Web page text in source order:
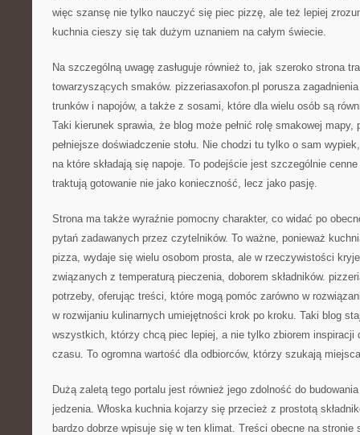
więc szansę nie tylko nauczyć się piec pizzę, ale też lepiej
kuchnia cieszy się tak dużym uznaniem na całym świecie.
Na szczególną uwagę zasługuje również to, jak szeroko strona
towarzyszących smaków. pizzeriasaxofon.pl porusza
trunków i napojów, a także z sosami, które dla wielu osób są
Taki kierunek sprawia, że blog może pełnić rolę smakowej mapy,
pełniejsze doświadczenie stołu. Nie chodzi tu tylko o sam
na które składają się napoje. To podejście jest szczególnie
traktują gotowanie nie jako konieczność, lecz jako pasję.
Strona ma także wyraźnie pomocny charakter, co widać po
pytań zadawanych przez czytelników. To ważne, ponieważ
pizza, wydaje się wielu osobom prosta, ale w rzeczywistości
związanych z temperaturą pieczenia, doborem składników.
potrzeby, oferując treści, które mogą pomóc zarówno w
w rozwijaniu kulinarnych umiejętności krok po kroku. Taki blog
wszystkich, którzy chcą piec lepiej, a nie tylko zbiorem inspiracji
czasu. To ogromna wartość dla odbiorców, którzy szukają
Dużą zaletą tego portalu jest również jego zdolność do budowania
jedzenia. Włoska kuchnia kojarzy się przecież z prostotą
bardzo dobrze wpisuje się w ten klimat. Treści obecne na stronie